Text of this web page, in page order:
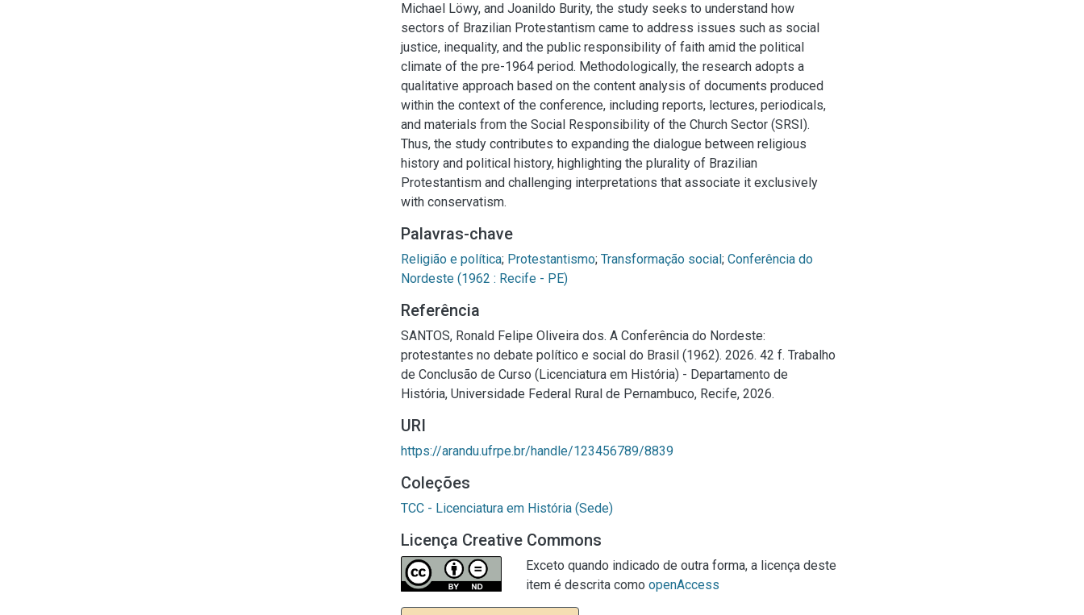
Michael Löwy, and Joanildo Burity, the study seeks to understand how
sectors of Brazilian Protestantism came to address issues such as social
justice, inequality, and the public responsibility of faith amid the political
climate of the pre-1964 period. Methodologically, the research adopts a
qualitative approach based on the content analysis of documents produced
within the context of the conference, including reports, lectures, periodicals,
and materials from the Social Responsibility of the Church Sector (SRSI).
Thus, the study contributes to expanding the dialogue between religious
history and political history, highlighting the plurality of Brazilian
Protestantism and challenging interpretations that associate it exclusively
with conservatism.
Palavras-chave
Religião e política; Protestantismo; Transformação social; Conferência do
Nordeste (1962 : Recife - PE)
Referência
SANTOS, Ronald Felipe Oliveira dos. A Conferência do Nordeste:
protestantes no debate político e social do Brasil (1962). 2026. 42 f. Trabalho
de Conclusão de Curso (Licenciatura em História) - Departamento de
História, Universidade Federal Rural de Pernambuco, Recife, 2026.
URI
https://arandu.ufrpe.br/handle/123456789/8839
Coleções
TCC - Licenciatura em História (Sede)
Licença Creative Commons
Exceto quando indicado de outra forma, a licença deste
item é descrita como openAccess